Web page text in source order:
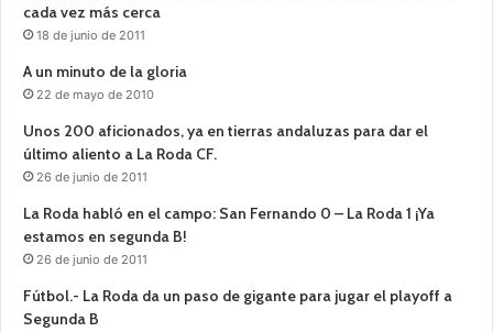
cada vez más cerca
18 de junio de 2011
A un minuto de la gloria
22 de mayo de 2010
Unos 200 aficionados, ya en tierras andaluzas para dar el
último aliento a La Roda CF.
26 de junio de 2011
La Roda habló en el campo: San Fernando 0 – La Roda 1 ¡Ya
estamos en segunda B!
26 de junio de 2011
Fútbol.- La Roda da un paso de gigante para jugar el playoff a
Segunda B